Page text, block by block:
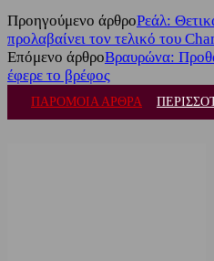
Προηγούμενο άρθροΡεάλ:
προλαβαίνει τον τελικό του
Επόμενο άρθροΒραυρώνα:
έφερε το βρέφος
ΠΑΡΟΜΟΙΑ ΑΡΘΡΑ